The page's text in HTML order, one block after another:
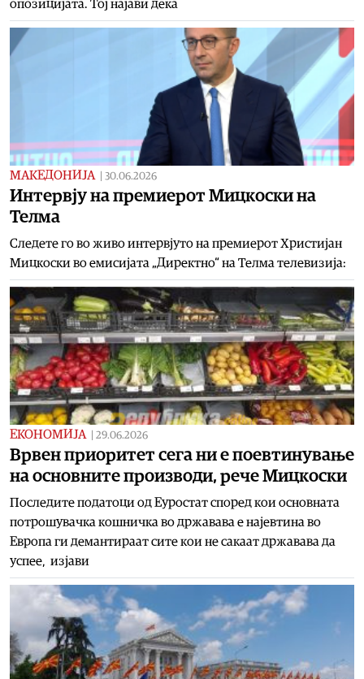
опозицијата. Тој најави дека
МАКЕДОНИЈА 30.06.2026
Интервју на премиерот Мицкоски на
Телма
Следете го во живо интервјуто на премиерот Христијан
Мицкоски во емисијата „Директно“ на Телма телевизија:
ЕКОНОМИЈА 29.06.2026
Врвен приоритет сега ни е поевтинување
на основните производи, рече Мицкоски
Последите податоци од Еуростат според кои основната
потрошувачка кошничка во државава е најевтина во
Европа ги демантираат сите кои не сакаат државава да
успее, изјави